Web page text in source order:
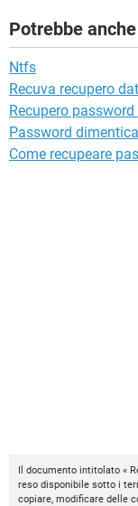
Potrebbe
Ntfs
Recuva recupero
Recupero
Password
Come recupeare
Il documento intitolato «
reso disponibile sotto i
copiare, modificare delle